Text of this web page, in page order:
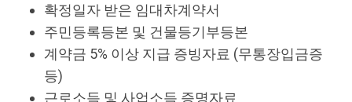
확정일자 받은 임대차계약서
주민등록등본 및 건물등기부등본
계약금 5% 이상 지급 증빙자료 (무통장입금증
등)
근로소득 및 사업소득 증명자료